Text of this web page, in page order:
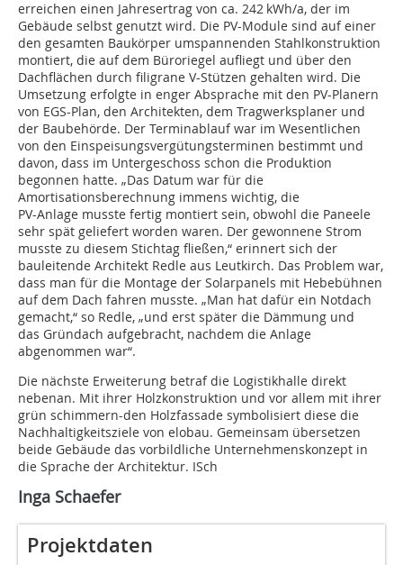
erreichen einen Jahresertrag von ca. 242 kWh/a, der im
Gebäude selbst genutzt wird. Die PV-Module sind auf einer
den gesamten Baukörper umspannenden Stahlkonstruktion
montiert, die auf dem Büroriegel aufliegt und über den
Dachflächen durch filigrane V-Stützen gehalten wird. Die
Umsetzung erfolgte in enger Absprache mit den PV-Planern
von EGS-Plan, den Architekten, dem Tragwerksplaner und
der Baubehörde. Der Terminablauf war im Wesentlichen
von den Einspeisungsvergütungsterminen bestimmt und
davon, dass im Untergeschoss schon die Produktion
begonnen hatte. „Das Datum war für die
Amortisationsberechnung immens wichtig, die
PV-Anlage musste fertig montiert sein, obwohl die Paneele
sehr spät geliefert worden waren. Der gewonnene Strom
musste zu diesem Stichtag fließen,“ erinnert sich der
bauleitende Architekt Redle aus Leutkirch. Das Problem war,
dass man für die Montage der Solarpanels mit Hebebühnen
auf dem Dach fahren musste. „Man hat dafür ein Notdach
gemacht,“ so Redle, „und erst später die Dämmung und
das Gründach aufgebracht, nachdem die Anlage
abgenommen war“.
Die nächste Erweiterung betraf die Logistikhalle direkt
nebenan. Mit ihrer Holzkonstruktion und vor allem mit ihrer
grün schimmern-den Holzfassade symbolisiert diese die
Nachhaltigkeitsziele von elobau. Gemeinsam übersetzen
beide Gebäude das vorbildliche Unternehmenskonzept in
die Sprache der Architektur. ISch
Inga Schaefer
Projektdaten